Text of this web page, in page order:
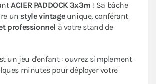
ACIER PADDOCK 3x3m ! Sa bâche
un style vintageunique, conférant
professionnel à votre stand de
un jeu d'enfant : ouvrez simplement
minutes pour déployer votre